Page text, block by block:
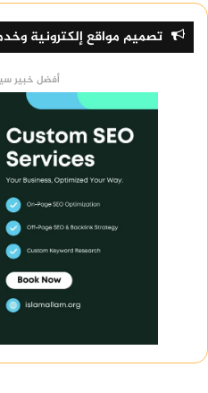
تصميم مواقع إلكترونية
أفضل خبير